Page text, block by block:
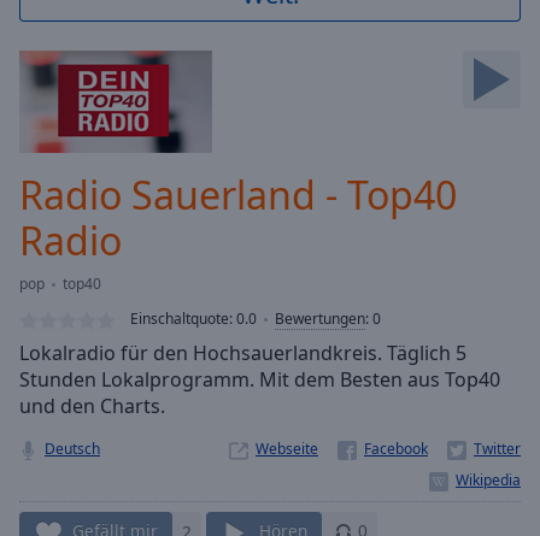
Backward
Forward
Mute
Current
Time0:00
Duration -:-
0.00%
Type
LIVE
live,
currently
behind
liveLIVE
Time-
Radio Sauerland - Top40
Radio
pop
top40
Einschaltquote:0.0 Bewertungen:0
Lokalradio für den Hochsauerlandkreis. Täglich 5
Stunden Lokalprogramm. Mit dem Besten aus Top40
und den Charts.
Deutsch Webseite
Gefällt mir 2 Hören 0